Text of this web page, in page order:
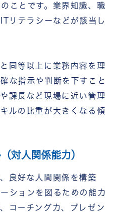
ことです。業界知識、職
リテラシーなどが該当し
同等以上に業務内容を理
な指示や判断を下すこと
課長など現場に近い管理
ルの比重が大きくなる傾
対人関係能力）
良好な人間関係を構築
ションを図るための能力
コーチング力、プレゼン